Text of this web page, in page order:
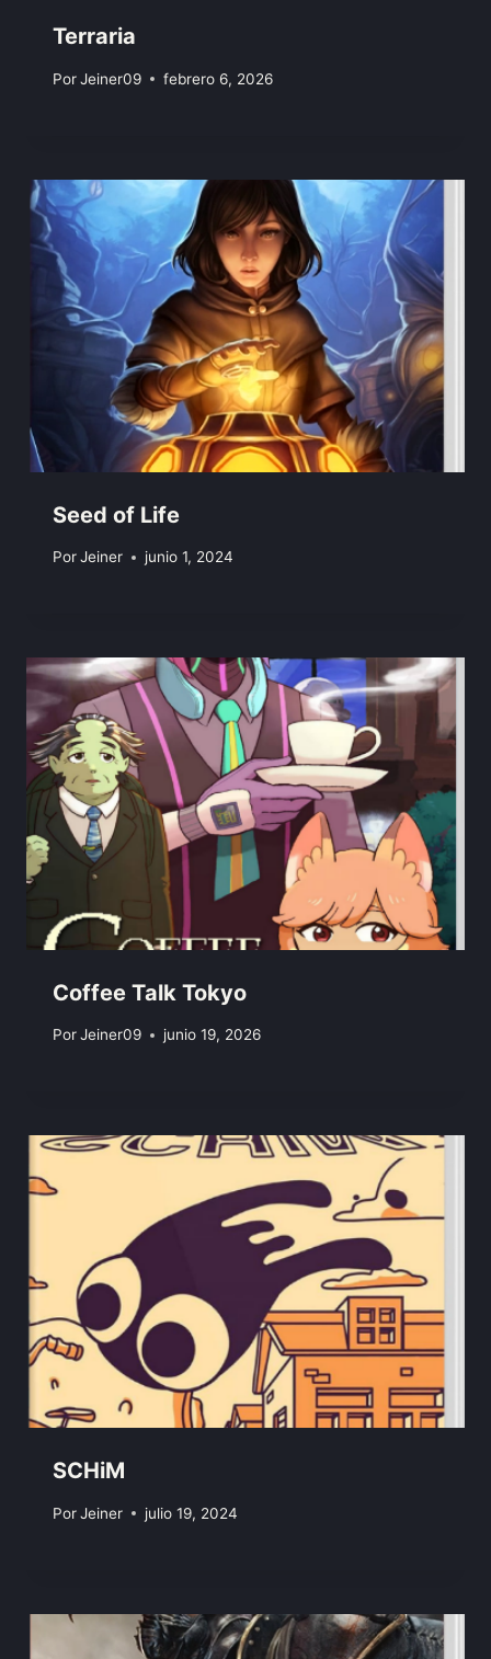
Terraria
PorJeiner09 febrero 6, 2026
Seed of Life
PorJeiner junio 1, 2024
Coffee Talk Tokyo
PorJeiner09 junio 19, 2026
SCHiM
PorJeiner julio 19, 2024